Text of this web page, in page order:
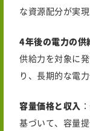
な資源配分が実現
4年後の電力の供
供給力を対象に
り、長期的な電
容量価格と収入
基づいて、容量